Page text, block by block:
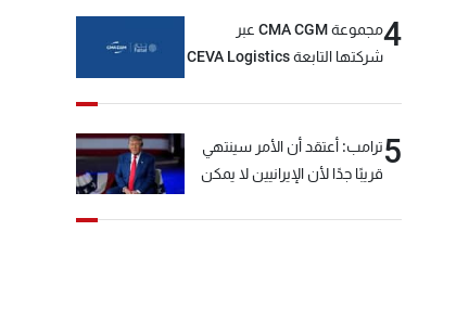
4
مجموعة CMA CGM عبر
شركتها التابعة CEVA Logistics
5ترامب: أعتقد أن الأمر سينتهي
قريبًا جدًا لأن الإيرانيين لا يمكن